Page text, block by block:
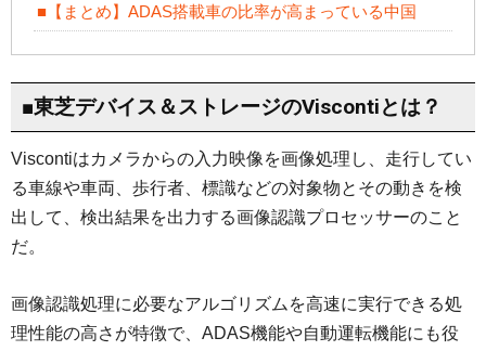
■【まとめ】ADAS搭載車の比率が高まっている中国
■東芝デバイス＆ストレージのViscontiとは？
Viscontiはカメラからの入力映像を画像処理し、走行してい
る車線や車両、歩行者、標識などの対象物とその動きを検
出して、検出結果を出力する画像認識プロセッサーのこと
だ。
画像認識処理に必要なアルゴリズムを高速に実行できる処
理性能の高さが特徴で、ADAS機能や自動運転機能にも役